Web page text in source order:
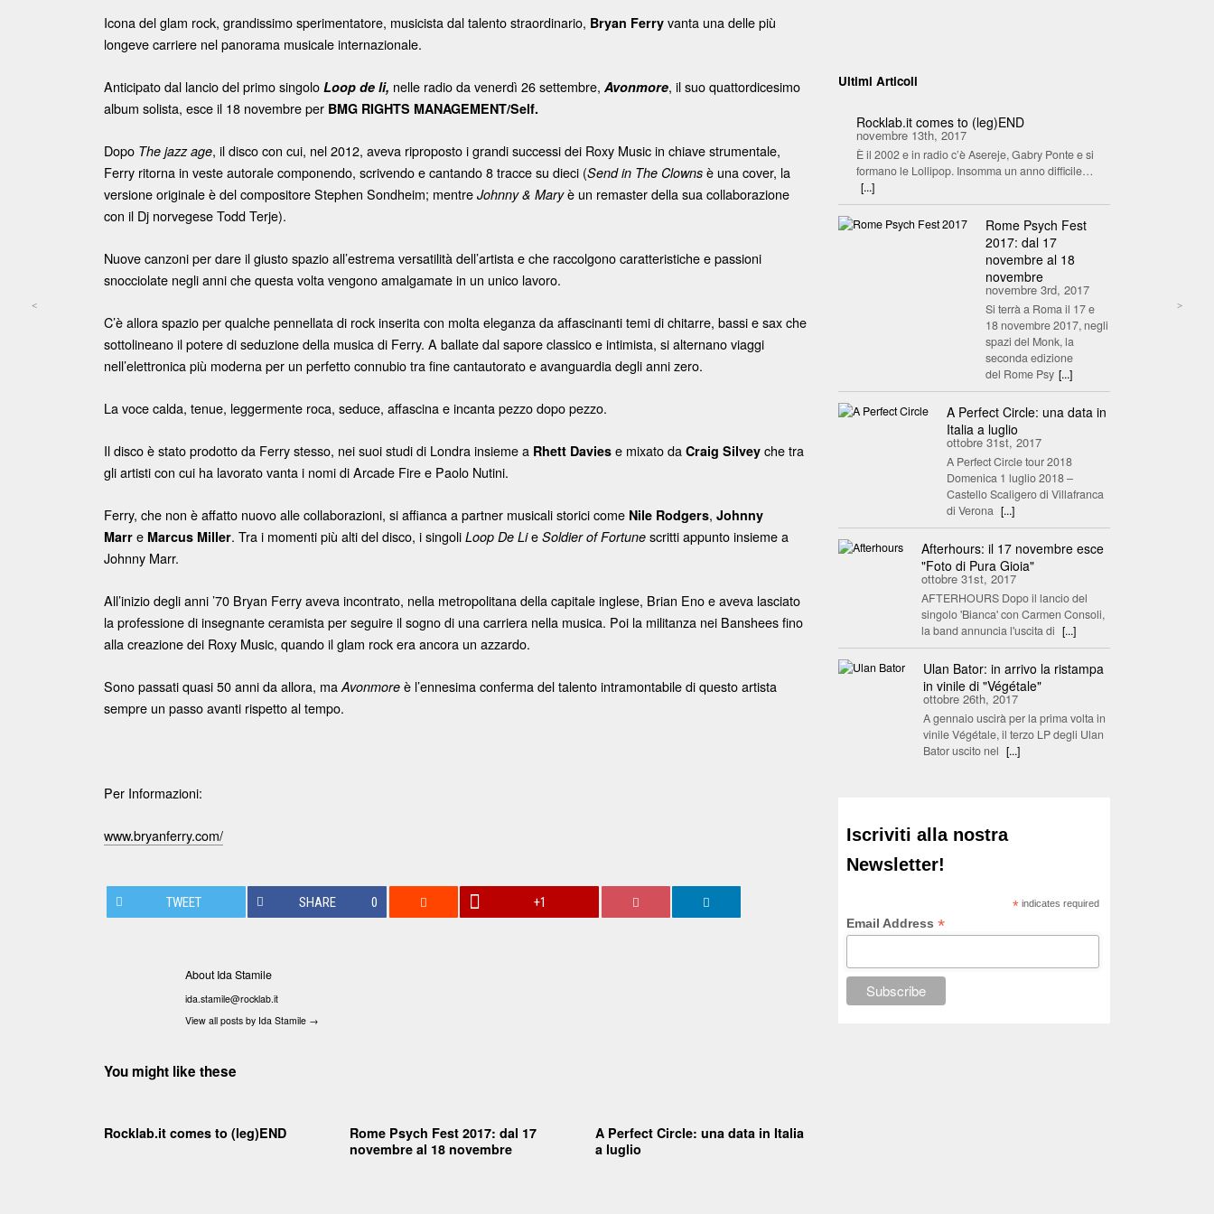
Post navigation
< >
Icona del glam rock, grandissimo sperimentatore, musicista dal talento straordinario, Bryan Ferry vanta una delle più
longeve carriere nel panorama musicale internazionale.
Anticipato dal lancio del primo singolo Loop de li, nelle radio da venerdì 26 settembre, Avonmore, il suo quattordicesimo
album solista, esce il 18 novembre per BMG RIGHTS MANAGEMENT/Self.
Dopo The jazz age, il disco con cui, nel 2012, aveva riproposto i grandi successi dei Roxy Music in chiave strumentale,
Ferry ritorna in veste autorale componendo, scrivendo e cantando 8 tracce su dieci (Send in The Clowns è una cover, la
versione originale è del compositore Stephen Sondheim; mentre Johnny & Maryè un remaster della sua collaborazione
con il Dj norvegese Todd Terje).
Nuove canzoni per dare il giusto spazio all’estrema versatilità dell’artista e che raccolgono caratteristiche e passioni
snocciolate negli anni che questa volta vengono amalgamate in un unico lavoro.
C’è allora spazio per qualche pennellata di rock inserita con molta eleganza da affascinanti temi di chitarre, bassi e sax che
sottolineano il potere di seduzione della musica di Ferry. A ballate dal sapore classico e intimista, si alternano viaggi
nell’elettronica più moderna per un perfetto connubio tra fine cantautorato e avanguardia degli anni zero.
La voce calda, tenue, leggermente roca, seduce, affascina e incanta pezzo dopo pezzo.
Il disco è stato prodotto da Ferry stesso, nei suoi studi di Londra insieme a Rhett Davies e mixato da Craig Silvey che tra
gli artisti con cui ha lavorato vanta i nomi di Arcade Fire e Paolo Nutini.
Ferry, che non è affatto nuovo alle collaborazioni, si affianca a partner musicali storici come Nile Rodgers, Johnny
Marr e Marcus Miller. Tra i momenti più alti del disco, i singoli Loop De Lie Soldier of Fortune scritti appunto insieme a
Johnny Marr.
All’inizio degli anni ’70 Bryan Ferry aveva incontrato, nella metropolitana della capitale inglese, Brian Eno e aveva lasciato
la professione di insegnante ceramista per seguire il sogno di una carriera nella musica. Poi la militanza nei Banshees fino
alla creazione dei Roxy Music, quando il glam rock era ancora un azzardo.
Sono passati quasi 50 anni da allora, maAvonmore è l’ennesima conferma del talento intramontabile di questo artista
sempre un passo avanti rispetto al tempo.
Per Informazioni:
www.bryanferry.com/
TWEET SHARE 0 +1
About Ida Stamile
ida.stamile@rocklab.it
View all posts by Ida Stamile →
You might like these
Rocklab.it comes to (leg)END
Rome Psych Fest 2017: dal 17
novembre al 18 novembre
A Perfect Circle: una data in Italia
a luglio
Ultimi Articoli
Rocklab.it comes to (leg)END
novembre 13th, 2017
È il 2002 e in radio c’è Asereje, Gabry Ponte e si
formano le Lollipop. Insomma un anno difficile…
[...]
Rome Psych Fest
2017: dal 17
novembre al 18
novembre
novembre 3rd, 2017
Si terrà a Roma il 17 e
18 novembre 2017, negli
spazi del Monk, la
seconda edizione
del Rome Psy [...]
A Perfect Circle: una data in
Italia a luglio
ottobre 31st, 2017
A Perfect Circle tour 2018
Domenica 1 luglio 2018 –
Castello Scaligero di Villafranca
di Verona [...]
Afterhours: il 17 novembre esce
"Foto di Pura Gioia"
ottobre 31st, 2017
AFTERHOURS Dopo il lancio del
singolo 'Bianca' con Carmen Consoli,
la band annuncia l'uscita di [...]
Ulan Bator: in arrivo la ristampa
in vinile di "Végétale"
ottobre 26th, 2017
A gennaio uscirà per la prima volta in
vinile Végétale, il terzo LP degli Ulan
Bator uscito nel [...]
Iscriviti alla nostra
Newsletter!
* indicates required
Email Address*